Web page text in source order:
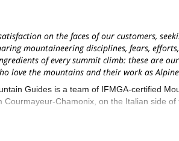
on the faces of our customers,
mountaineering disciplines, fears,
of every summit climb: these are
love the mountains and their work as
Guides is a team of IFMGA-certified
Chamonix, on the Italian side of
region, very close to French and